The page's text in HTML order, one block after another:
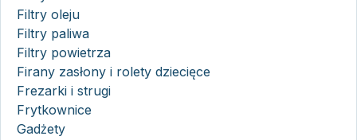
Filtry oleju
Filtry paliwa
Filtry powietrza
Firany zasłony i rolety dziecięce
Frezarki i strugi
Frytkownice
Gadżety